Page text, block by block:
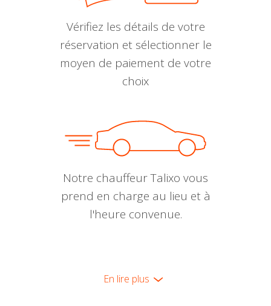
Vérifiez les détails de votre
réservation et sélectionner le
moyen de paiement de votre
choix
Notre chauffeur Talixo vous
prend en charge au lieu et à
l'heure convenue.
En lire plus